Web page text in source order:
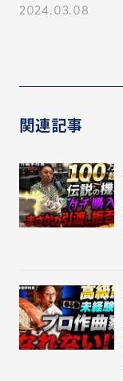
2024.03.08
関連記事